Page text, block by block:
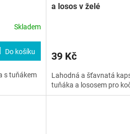
Skladem
Do košíku
s tuňákem
a losos v želé
39 Kč
Lahodná a šťavnatá
tuňáka a lososem pro